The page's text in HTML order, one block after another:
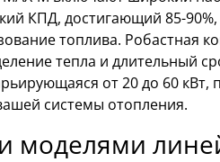
КПД, достигающий 85-
топлива. Робастная
тепла и длительный
от 20 до 60
системы отопления.
моделями